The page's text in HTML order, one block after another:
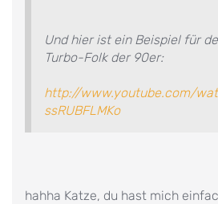
Und hier ist ein Beispiel für
Turbo-Folk der 90er:
http://www.youtube.com/
ssRUBFLMKo
hahha Katze, du hast mich